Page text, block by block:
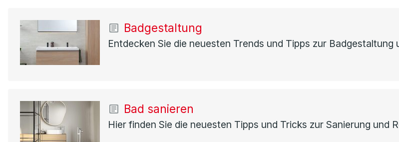
Badgestaltung
Entdecken Sie die neuesten Trends und Tipps zur Badgestaltung
Bad sanieren
Hier finden Sie die neuesten Tipps und Tricks zur Sanierung und